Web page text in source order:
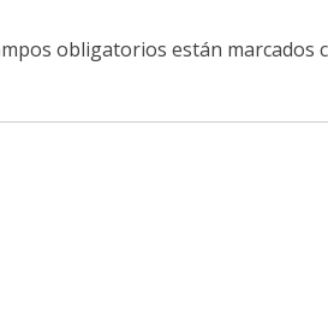
obligatorios están marcados